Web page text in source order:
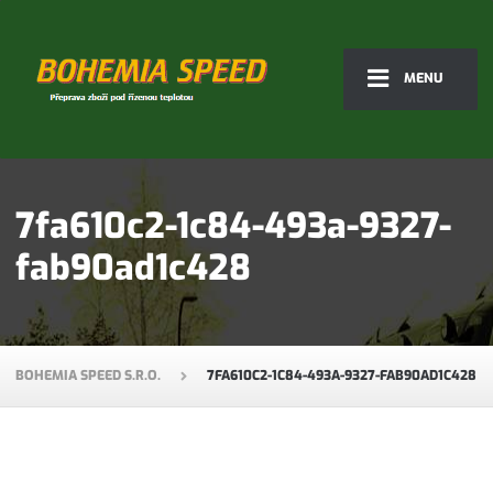
MENU
7fa610c2-1c84-493a-9327-
fab90ad1c428
BOHEMIA SPEED S.R.O. 7FA610C2-1C84-493A-9327-FAB90AD1C428